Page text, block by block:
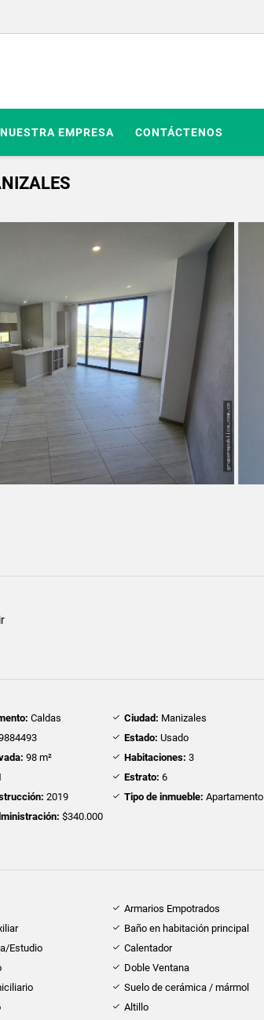
NUESTRA EMPRESA CONTÁCTENOS
Caldas Ciudad: Manizales
Estado: Usado
98 m² Habitaciones: 3
Estrato: 6
2019 Tipo de inmueble: Apartamento
$340.000
Armarios Empotrados
Baño en habitación principal
Estudio
Calentador
Doble Ventana
Suelo de cerámica / mármol
Altillo